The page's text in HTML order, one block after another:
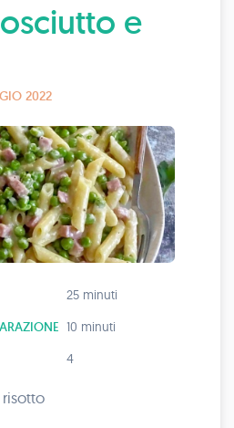
e
2022
25 minuti
10 minuti
4
risotto